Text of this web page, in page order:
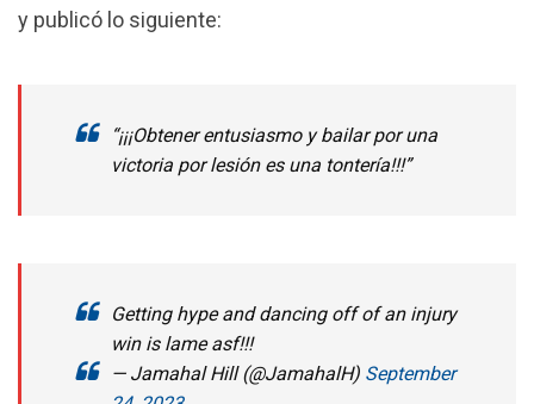
y publicó lo siguiente:
“¡¡¡Obtener entusiasmo y bailar por una
victoria por lesión es una tontería!!!”
Getting hype and dancing off of an injury
win is lame asf!!!
— Jamahal Hill (@JamahalH) September